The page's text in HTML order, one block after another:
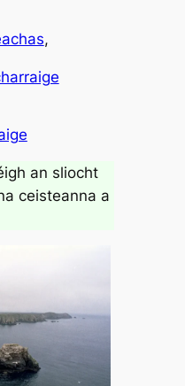
,
an sliocht
ceisteanna a